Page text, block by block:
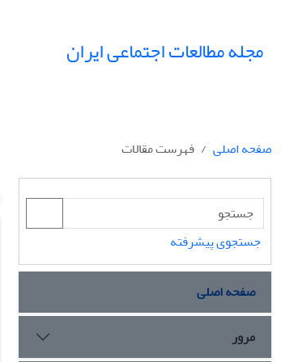
مجله مطالعات اجتماعی ایران
صفحه اصلی
فهرست مقالات
جستجوی پیشرفته
صفحه اصلی
مرور